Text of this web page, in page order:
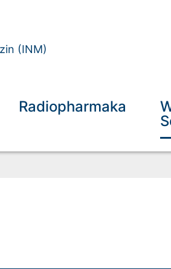
(INM)
Radiopharmaka